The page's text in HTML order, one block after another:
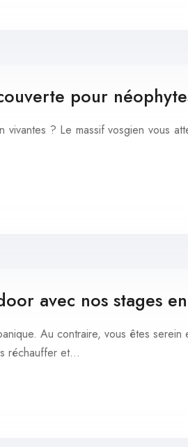
pour
? Le massif vosgien vous
avec nos stages
Au contraire, vous êtes
réchauffer et…